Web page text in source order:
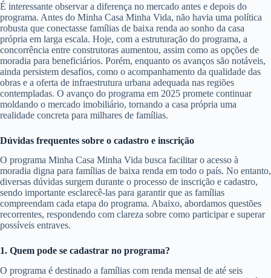
É interessante observar a diferença no mercado antes e depois do
programa. Antes do Minha Casa Minha Vida, não havia uma política
robusta que conectasse famílias de baixa renda ao sonho da casa
própria em larga escala. Hoje, com a estruturação do programa, a
concorrência entre construtoras aumentou, assim como as opções de
moradia para beneficiários. Porém, enquanto os avanços são notáveis,
ainda persistem desafios, como o acompanhamento da qualidade das
obras e a oferta de infraestrutura urbana adequada nas regiões
contempladas. O avanço do programa em 2025 promete continuar
moldando o mercado imobiliário, tornando a casa própria uma
realidade concreta para milhares de famílias.
Dúvidas frequentes sobre o cadastro e inscrição
O programa Minha Casa Minha Vida busca facilitar o acesso à
moradia digna para famílias de baixa renda em todo o país. No entanto,
diversas dúvidas surgem durante o processo de inscrição e cadastro,
sendo importante esclarecê-las para garantir que as famílias
compreendam cada etapa do programa. Abaixo, abordamos questões
recorrentes, respondendo com clareza sobre como participar e superar
possíveis entraves.
1. Quem pode se cadastrar no programa?
O programa é destinado a famílias com renda mensal de até seis